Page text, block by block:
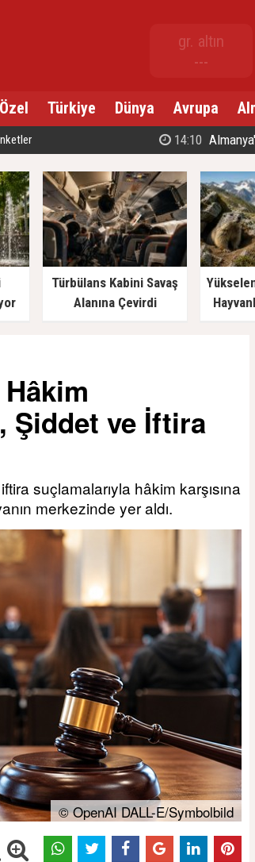
gr. altın
---
Türkiye Dünya Avrupa
10:56
Türbülans Kabini Savaş
Alanına Çevirdi
Şiddet ve İftira
suçlamalarıyla hâkim karşısına
merkezinde yer aldı.
© OpenAI DALL-E/Symbolbild